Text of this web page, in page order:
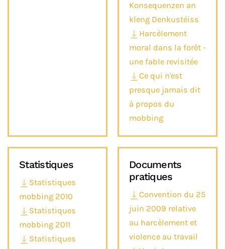
Konsequenzen an
kleng Denkustéiss
Harcèlement
moral dans la forêt -
une fable revisitée
Ce qui n'est
presque jamais dit
à propos du
mobbing
Statistiques
Statistiques
mobbing 2010
Statistiques
mobbing 2011
Statistiques
Documents
pratiques
Convention du 25
juin 2009 relative
au harcèlement et
violence au travail